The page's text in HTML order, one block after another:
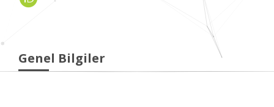
Genel Bilgiler